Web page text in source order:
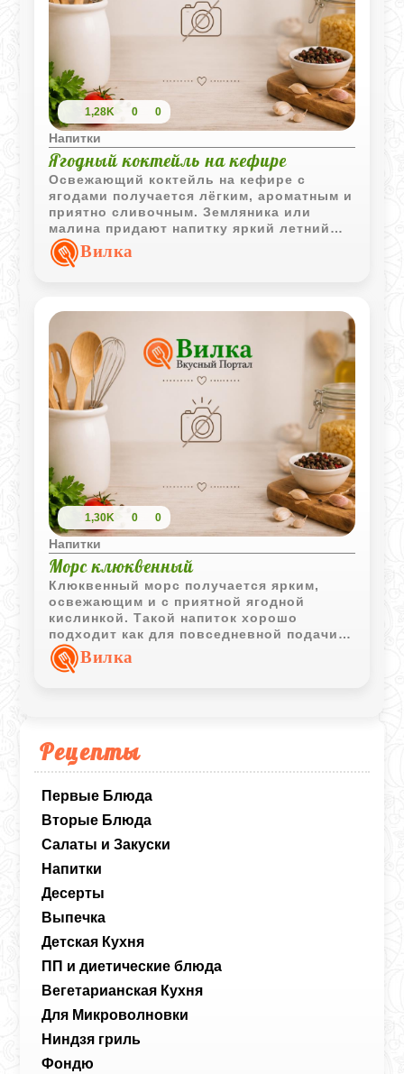
Рецепты
Первые Блюда
Вторые Блюда
Салаты и Закуски
Напитки
Десерты
Выпечка
Детская Кухня
ПП и диетические блюда
Вегетарианская Кухня
Для Микроволновки
Ниндзя гриль
Фондю
1,28K 0 0
Напитки
Ягодный коктейль на кефире
Освежающий коктейль на кефире с
ягодами получается лёгким, ароматным и
приятно сливочным. Земляника или
малина придают напитку яркий летний
вкус.Вилка
1,30K 0 0
Напитки
Морс клюквенный
Клюквенный морс получается ярким,
освежающим и с приятной ягодной
кислинкой. Такой напиток хорошо
подходит как для повседневной подачи,
так и для жаркой погоды.
Вилка